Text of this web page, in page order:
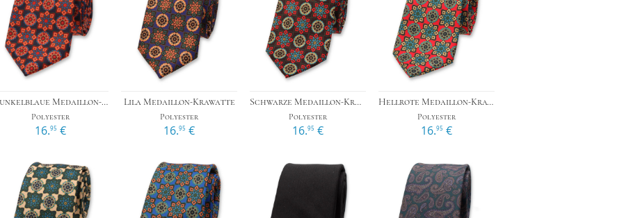
Klassischer Krawattenknoten
Das 1x1 der Krawattenknoten
›
Dunkelblaue Medaillon-Krawatte
Polyester
16.95 €
›
Lila Medaillon-Krawatte
Polyester
16.95 €
›
Schwarze Medaillon-Krawatte
Polyester
16.95 €
Hellrote Medaillon-Krawatte
Polyester
16.95 €